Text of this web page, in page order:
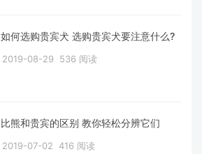
如何选购贵宾犬 选购贵宾犬要注意什么?
2019-08-29 536 阅读
比熊和贵宾的区别 教你轻松分辨它们
2019-07-02 416 阅读